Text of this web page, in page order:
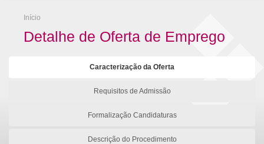
Início
Detalhe de Oferta de Emprego
Caracterização da Oferta
Requisitos de Admissão
Formalização Candidaturas
Descrição do Procedimento